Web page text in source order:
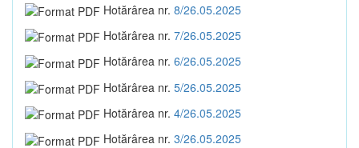
Hotărârea nr. 8/26.05.2025
Hotărârea nr. 7/26.05.2025
Hotărârea nr. 6/26.05.2025
Hotărârea nr. 5/26.05.2025
Hotărârea nr. 4/26.05.2025
Hotărârea nr. 3/26.05.2025